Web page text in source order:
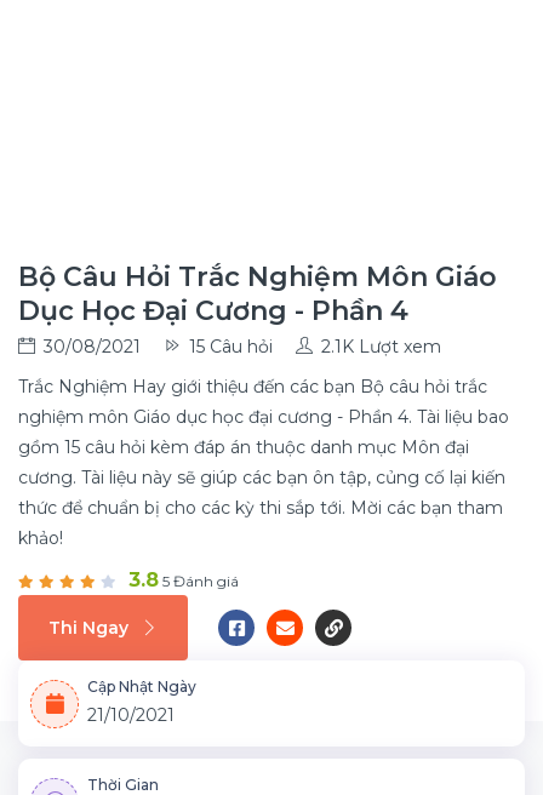
Bộ Câu Hỏi Trắc Nghiệm Môn Giáo
Dục Học Đại Cương - Phần 4
30/08/2021 15 Câu hỏi
2.1K Lượt xem
Trắc Nghiệm Hay giới thiệu đến các bạn Bộ câu hỏi trắc
nghiệm môn Giáo dục học đại cương - Phần 4. Tài liệu bao
gồm 15 câu hỏi kèm đáp án thuộc danh mục Môn đại
cương. Tài liệu này sẽ giúp các bạn ôn tập, củng cố lại kiến
thức để chuẩn bị cho các kỳ thi sắp tới. Mời các bạn tham
khảo!
3.8 5 Đánh giá
Thi Ngay
Cập Nhật Ngày
21/10/2021
Thời Gian